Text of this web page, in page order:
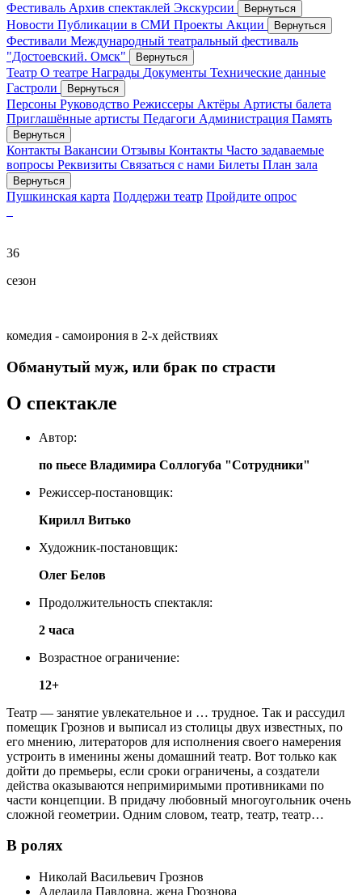
Фестиваль Архив спектаклей Экскурсии Вернуться
Новости Публикации в СМИ Проекты Акции Вернуться
Фестивали Международный театральный фестиваль
"Достоевский. Омск"
Вернуться
Театр О театре Награды Документы Технические данные
Гастроли
Вернуться
Персоны Руководство Режиссеры Актёры Артисты балета
Приглашённые артисты Педагоги Администрация Память
Вернуться
Контакты Вакансии Отзывы Контакты Часто задаваемые
вопросы Реквизиты Связаться с нами Билеты План зала
Вернуться
Пушкинская карта Поддержи театр Пройдите опрос
36
сезон
комедия - самоирония в 2-х действиях
Обманутый муж, или брак по страсти
О спектакле
Автор:
по пьесе Владимира Соллогуба "Сотрудники"
Режиссер-постановщик:
Кирилл Витько
Художник-постановщик:
Олег Белов
Продолжительность спектакля:
2 часа
Возрастное ограничение:
12+
Театр — занятие увлекательное и … трудное. Так и рассудил
помещик Грознов и выписал из столицы двух известных, по
его мнению, литераторов для исполнения своего намерения
устроить в именины жены домашний театр. Вот только как
дойти до премьеры, если сроки ограничены, а создатели
действа оказываются непримиримыми противниками по
части концепции. В придачу любовный многоугольник очень
сложной геометрии. Одним словом, театр, театр, театр…
В ролях
Николай Васильевич Грознов
Аделаида Павловна, жена Грознова